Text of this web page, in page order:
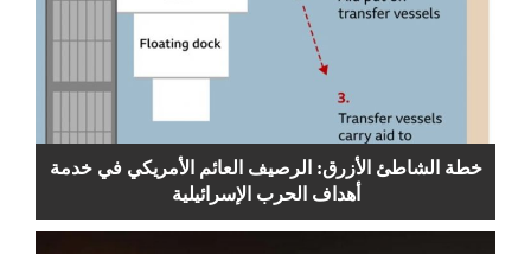
خطة الشاطئ الأزرق: الرصيف العائم الأمريكي في خدمة
أهداف الحرب الإسرائيلية